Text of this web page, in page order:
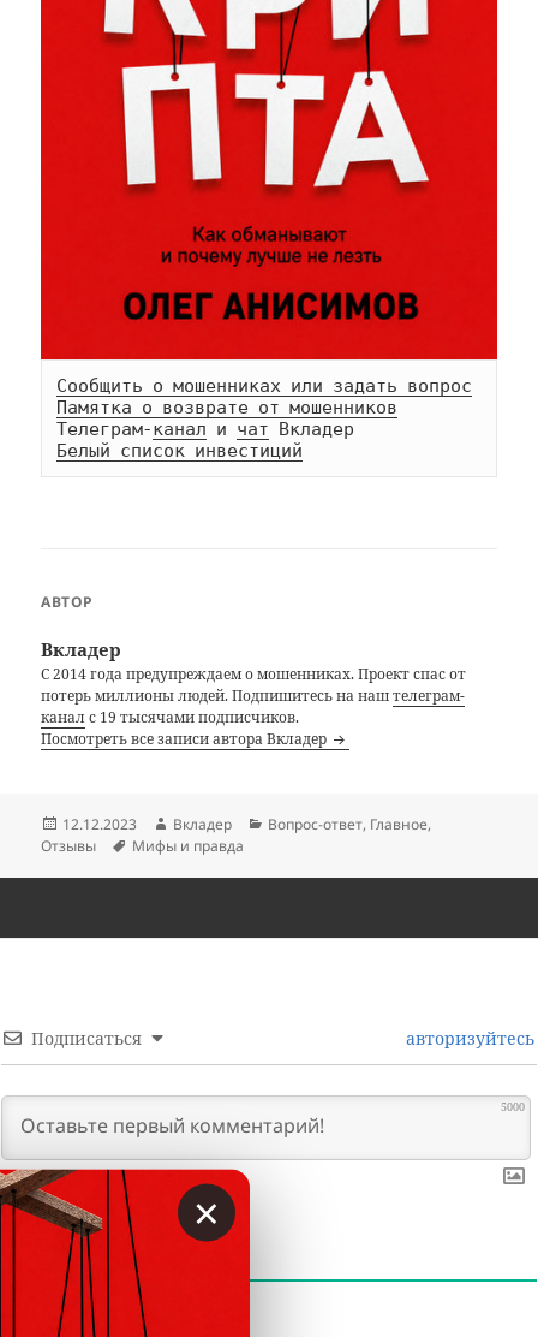
Сообщить о мошенниках или задать вопрос
Памятка о возврате от мошенников
Телеграм-канал и чат
Белый список инвестиций
АВТОР
Вкладер
С 2014 года предупреждаем о мошенниках. Проект спас от
потерь миллионы людей. Подпишитесь на наштелеграм-
каналс 19 тысячами подписчиков.
Посмотреть все записи автора Вкладер
Опубликовано
12.12.2023 Автор
Вкладер Рубрики
Вопрос-ответ, Главное,
Отзывы
Метки
Мифы и правда
Подписаться авторизуйтесь
5000
КОММЕНТАРИИ
×